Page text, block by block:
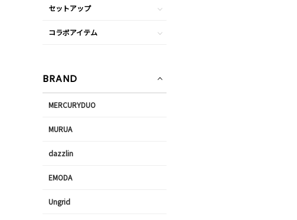
セットアップ
コラボアイテム
BRAND
MERCURYDUO
MURUA
dazzlin
EMODA
Ungrid